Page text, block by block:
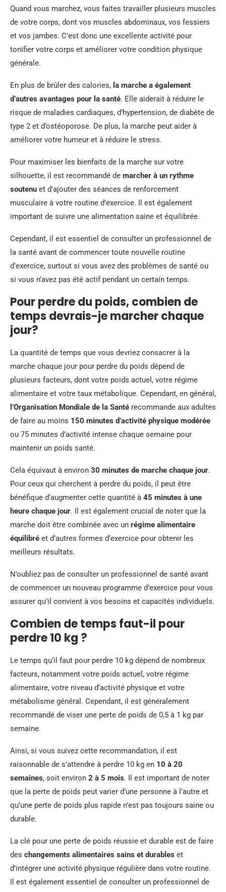
Quand vous marchez, vous faites travailler plusieurs muscles
de votre corps, dont vos muscles abdominaux, vos fessiers
et vos jambes. C’est donc une excellente activité pour
tonifier votre corps et améliorer votre condition physique
générale.
En plus de brûler des calories, la marche a également
d’autres avantages pour la santé. Elle aiderait à réduire le
risque de maladies cardiaques, d’hypertension, de diabète de
type 2 et d’ostéoporose. De plus, la marche peut aider à
améliorer votre humeur et à réduire le stress.
Pour maximiser les bienfaits de la marche sur votre
silhouette, il est recommandé de marcher à un rythme
soutenu et d’ajouter des séances de renforcement
musculaire à votre routine d’exercice. Il est également
important de suivre une alimentation saine et équilibrée.
Cependant, il est essentiel de consulter un professionnel de
la santé avant de commencer toute nouvelle routine
d’exercice, surtout si vous avez des problèmes de santé ou
si vous n’avez pas été actif pendant un certain temps.
Pour perdre du poids, combien de
temps devrais-je marcher chaque
jour?
La quantité de temps que vous devriez consacrer à la
marche chaque jour pour perdre du poids dépend de
plusieurs facteurs, dont votre poids actuel, votre régime
alimentaire et votre taux métabolique. Cependant, en général,
l’Organisation Mondiale de la Santé recommande aux adultes
de faire au moins 150 minutes d’activité physique modérée
ou 75 minutes d’activité intense chaque semaine pour
maintenir un poids santé.
Cela équivaut à environ 30 minutes de marche chaque jour.
Pour ceux qui cherchent à perdre du poids, il peut être
bénéfique d’augmenter cette quantité à 45 minutes à une
heure chaque jour. Il est également crucial de noter que la
marche doit être combinée avec un régime alimentaire
équilibré et d’autres formes d’exercice pour obtenir les
meilleurs résultats.
N’oubliez pas de consulter un professionnel de santé avant
de commencer un nouveau programme d’exercice pour vous
assurer qu’il convient à vos besoins et capacités individuels.
Combien de temps faut-il pour
perdre 10 kg ?
Le temps qu’il faut pour perdre 10 kg dépend de nombreux
facteurs, notamment votre poids actuel, votre régime
alimentaire, votre niveau d’activité physique et votre
métabolisme général. Cependant, il est généralement
recommandé de viser une perte de poids de 0,5 à 1 kg par
semaine.
Ainsi, si vous suivez cette recommandation, il est
raisonnable de s’attendre à perdre 10 kg en 10 à 20
semaines, soit environ 2 à 5 mois. Il est important de noter
que la perte de poids peut varier d’une personne à l’autre et
qu’une perte de poids plus rapide n’est pas toujours saine ou
durable.
La clé pour une perte de poids réussie et durable est de faire
des changements alimentaires sains et durables et
d’intégrer une activité physique régulière dans votre routine.
Il est également essentiel de consulter un professionnel de